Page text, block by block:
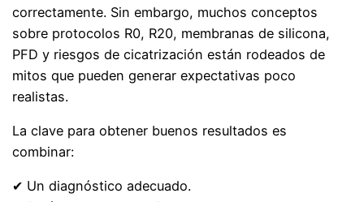
correctamente. Sin embargo, muchos conceptos
sobre protocolos R0, R20, membranas de silicona,
PFD y riesgos de cicatrización están rodeados de
mitos que pueden generar expectativas poco
realistas.
La clave para obtener buenos resultados es
combinar:
✔ Un diagnóstico adecuado.